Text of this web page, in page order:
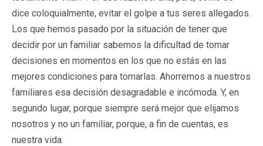
dice coloquialmente, evitar el golpe a tus seres allegados.
Los que hemos pasado por la situación de tener que
decidir por un familiar sabemos la dificultad de tomar
decisiones en momentos en los que no estás en las
mejores condiciones para tomarlas. Ahorremos a nuestros
familiares esa decisión desagradable e incómoda. Y, en
segundo lugar, porque siempre será mejor que elijamos
nosotros y no un familiar, porque, a fin de cuentas, es
nuestra vida.